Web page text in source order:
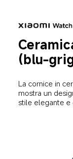
(blu-
La cornice in
mostra un
stile elegante e